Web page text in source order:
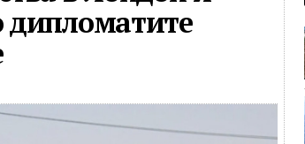
дипломатите